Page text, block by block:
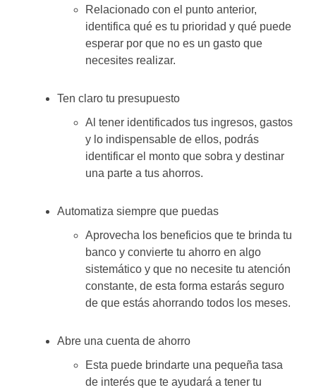
Relacionado con el punto anterior,
identifica qué es tu prioridad y qué puede
esperar por que no es un gasto que
necesites realizar.
Ten claro tu presupuesto
Al tener identificados tus ingresos, gastos
y lo indispensable de ellos, podrás
identificar el monto que sobra y destinar
una parte a tus ahorros.
Automatiza siempre que puedas
Aprovecha los beneficios que te brinda tu
banco y convierte tu ahorro en algo
sistemático y que no necesite tu atención
constante, de esta forma estarás seguro
de que estás ahorrando todos los meses.
Abre una cuenta de ahorro
Esta puede brindarte una pequeña tasa
de interés que te ayudará a tener tu